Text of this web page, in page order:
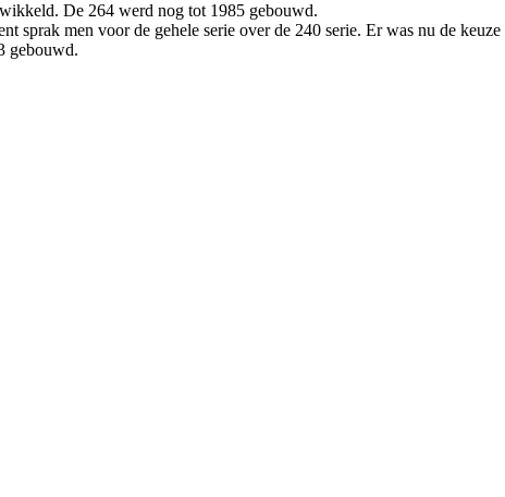
De 264 werd nog tot 1985 gebouwd.
sprak men voor de gehele serie over de 240 serie. Er was nu de
gebouwd.